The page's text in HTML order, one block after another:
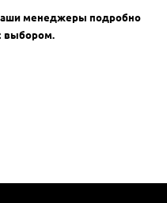
менеджеры подробно
выбором.